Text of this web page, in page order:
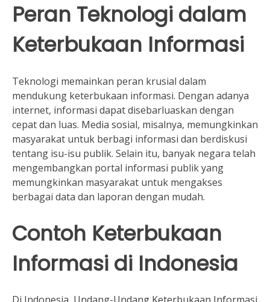
Peran Teknologi dalam
Keterbukaan Informasi
Teknologi memainkan peran krusial dalam
mendukung keterbukaan informasi. Dengan adanya
internet, informasi dapat disebarluaskan dengan
cepat dan luas. Media sosial, misalnya, memungkinkan
masyarakat untuk berbagi informasi dan berdiskusi
tentang isu-isu publik. Selain itu, banyak negara telah
mengembangkan portal informasi publik yang
memungkinkan masyarakat untuk mengakses
berbagai data dan laporan dengan mudah.
Contoh Keterbukaan
Informasi di Indonesia